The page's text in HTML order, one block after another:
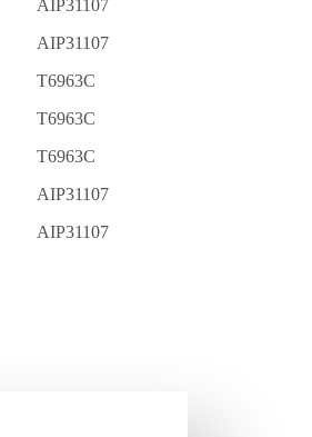
AIP31107
AIP31107
T6963C
T6963C
T6963C
AIP31107
AIP31107